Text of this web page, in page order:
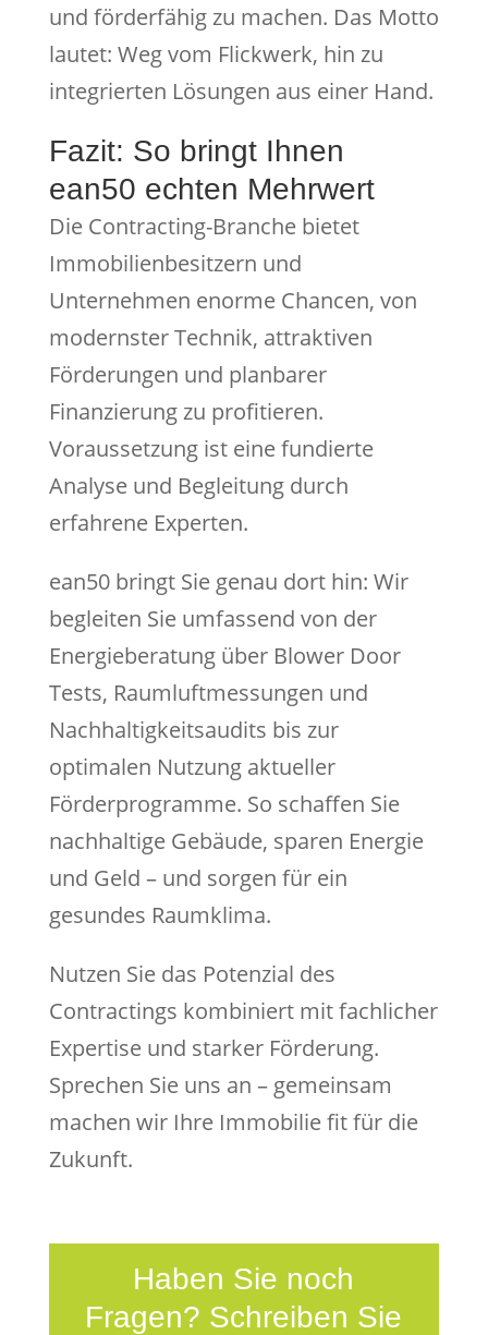
und förderfähig zu machen. Das Motto
lautet: Weg vom Flickwerk, hin zu
integrierten Lösungen aus einer Hand.
Fazit: So bringt Ihnen
ean50 echten Mehrwert
Die Contracting-Branche bietet
Immobilienbesitzern und
Unternehmen enorme Chancen, von
modernster Technik, attraktiven
Förderungen und planbarer
Finanzierung zu profitieren.
Voraussetzung ist eine fundierte
Analyse und Begleitung durch
erfahrene Experten.
ean50 bringt Sie genau dort hin: Wir
begleiten Sie umfassend von der
Energieberatung über Blower Door
Tests, Raumluftmessungen und
Nachhaltigkeitsaudits bis zur
optimalen Nutzung aktueller
Förderprogramme. So schaffen Sie
nachhaltige Gebäude, sparen Energie
und Geld – und sorgen für ein
gesundes Raumklima.
Nutzen Sie das Potenzial des
Contractings kombiniert mit fachlicher
Expertise und starker Förderung.
Sprechen Sie uns an – gemeinsam
machen wir Ihre Immobilie fit für die
Zukunft.
Haben Sie noch
Fragen? Schreiben Sie